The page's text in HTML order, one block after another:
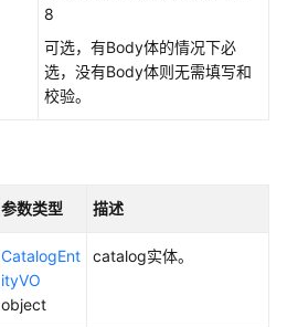
8
可选，有Body体的情况下必
选，没有Body体则无需填写和
校验。
参数类型 描述
CatalogEnt
ityVO
object
catalog实体。